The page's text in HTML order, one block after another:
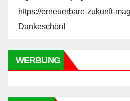
https://erneuerbare-zukunft-
Dankeschön!
WERBUNG